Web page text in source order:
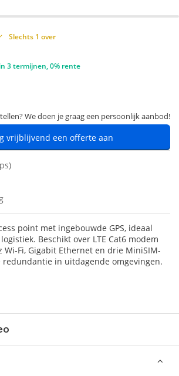
Slechts 1 over
3 termijnen, 0% rente
We doen je graag een persoonlijk aanbod!
vrijblijvend een offerte aan
point met ingebouwde GPS, ideaal
Beschikt over LTE Cat6 modem
Wi-Fi, Gigabit Ethernet en drie MiniSIM-
in uitdagende omgevingen.